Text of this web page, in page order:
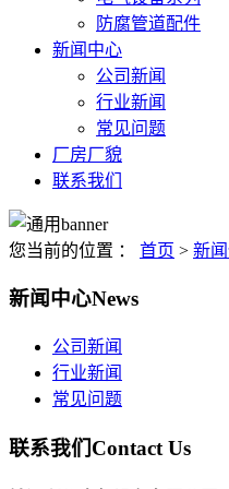
防腐管道配件
新闻中心
公司新闻
行业新闻
常见问题
厂房厂貌
联系我们
您当前的位置 ： 首页 > 新
新闻中心News
公司新闻
行业新闻
常见问题
联系我们Contact Us